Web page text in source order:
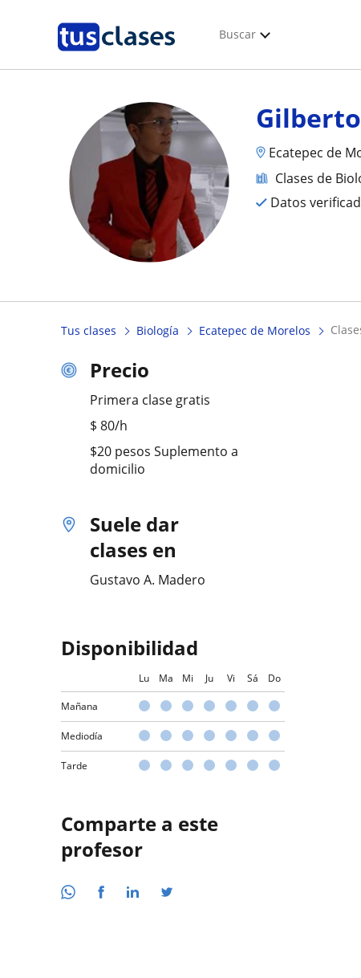
Buscar
Ecatepec de
Clases de
Datos
Tus clases Biología Ecatepec de Morelos
Precio
Primera clase gratis
$ 80/h
$20 pesos Suplemento a
domicilio
Suele dar
clases en
Gustavo A. Madero
Disponibilidad
Lu Ma Mi Ju Vi Sá Do
Mañana
Mediodía
Tarde
Comparte a este
profesor